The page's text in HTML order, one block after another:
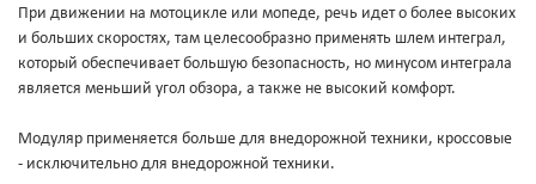
При движении на мотоцикле или мопеде, речь идет о более высоких
и больших скоростях, там целесообразно применять шлем интеграл,
который обеспечивает большую безопасность, но минусом интеграла
является меньший угол обзора, а также не высокий комфорт.
Модуляр применяется больше для внедорожной техники, кроссовые
- исключительно для внедорожной техники.